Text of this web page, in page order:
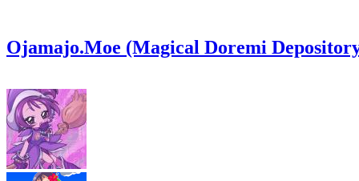
Ojamajo.Moe (Magical Doremi